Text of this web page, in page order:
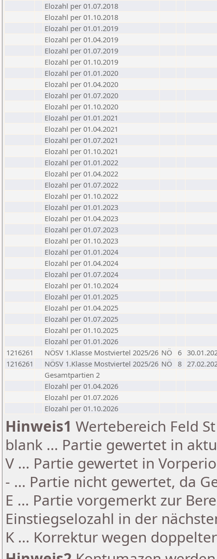
Elozahl per 01.07.2018
Elozahl per 01.10.2018
Elozahl per 01.01.2019
Elozahl per 01.04.2019
Elozahl per 01.07.2019
Elozahl per 01.10.2019
Elozahl per 01.01.2020
Elozahl per 01.04.2020
Elozahl per 01.07.2020
Elozahl per 01.10.2020
Elozahl per 01.01.2021
Elozahl per 01.04.2021
Elozahl per 01.07.2021
Elozahl per 01.10.2021
Elozahl per 01.01.2022
Elozahl per 01.04.2022
Elozahl per 01.07.2022
Elozahl per 01.10.2022
Elozahl per 01.01.2023
Elozahl per 01.04.2023
Elozahl per 01.07.2023
Elozahl per 01.10.2023
Elozahl per 01.01.2024
Elozahl per 01.04.2024
Elozahl per 01.07.2024
Elozahl per 01.10.2024
Elozahl per 01.01.2025
Elozahl per 01.04.2025
Elozahl per 01.07.2025
Elozahl per 01.10.2025
Elozahl per 01.01.2026
1216261
NÖSV 1.Klasse Mostviertel 2025/26 NÖ 6
1216261
NÖSV 1.Klasse Mostviertel 2025/26 NÖ 8
Gesamtpartien 2
Elozahl per 01.04.2026
Elozahl per 01.07.2026
Elozahl per 01.10.2026
Hinweis1 Wertebereich Feld
blank ... Partie gewertet in
V ... Partie gewertet in
- ... Partie nicht gewertet, da
E ... Partie vorgemerkt zur
Einstiegselozahl in der
K ... Korrektur wegen